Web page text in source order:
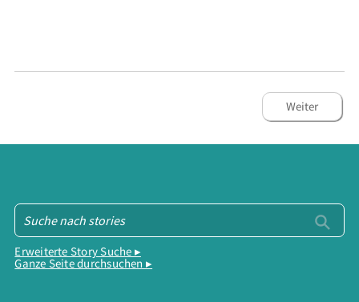
Weiter
Erweiterte Story Suche ▸
Ganze Seite durchsuchen ▸